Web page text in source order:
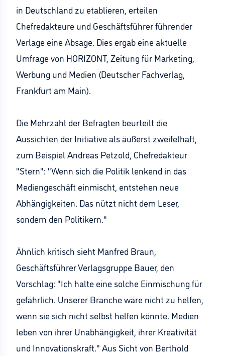
in Deutschland zu etablieren, erteilen
Chefredakteure und Geschäftsführer führender
Verlage eine Absage. Dies ergab eine aktuelle
Umfrage von HORIZONT, Zeitung für Marketing,
Werbung und Medien (Deutscher Fachverlag,
Frankfurt am Main).
Die Mehrzahl der Befragten beurteilt die
Aussichten der Initiative als äußerst zweifelhaft,
zum Beispiel Andreas Petzold, Chefredakteur
"Stern": "Wenn sich die Politik lenkend in das
Mediengeschäft einmischt, entstehen neue
Abhängigkeiten. Das nützt nicht dem Leser,
sondern den Politikern."
Ähnlich kritisch sieht Manfred Braun,
Geschäftsführer Verlagsgruppe Bauer, den
Vorschlag: "Ich halte eine solche Einmischung für
gefährlich. Unserer Branche wäre nicht zu helfen,
wenn sie sich nicht selbst helfen könnte. Medien
leben von ihrer Unabhängigkeit, ihrer Kreativität
und Innovationskraft." Aus Sicht von Berthold